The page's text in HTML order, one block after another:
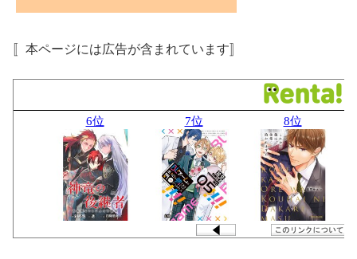
〚本ページには広告が含まれています〛